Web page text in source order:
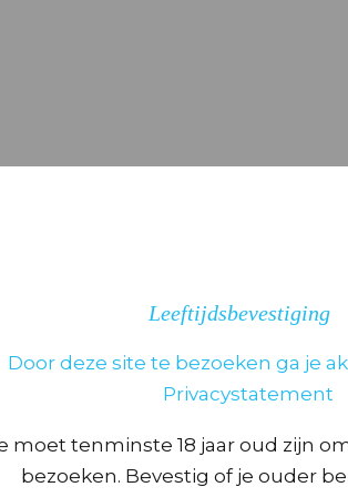
Leeftijdsbevestiging
Door deze site te bezoeken ga je
Privacystatement
moet tenminste 18 jaar oud zijn
bezoeken. Bevestig of je ouder
“PFEIFER LIPSTICK” TE BEOORDELEN